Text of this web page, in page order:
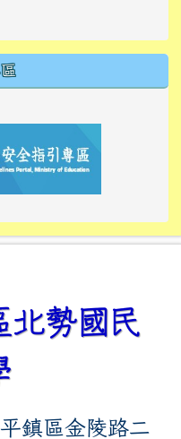
to https://
to https://10000.gov.tw/
to https://
to https://10000.gov.tw/
to https://
to https://
to https://i.win.org.tw/
to https://
to https://
to https://
to https://
北勢國民
鎮區金陵路二